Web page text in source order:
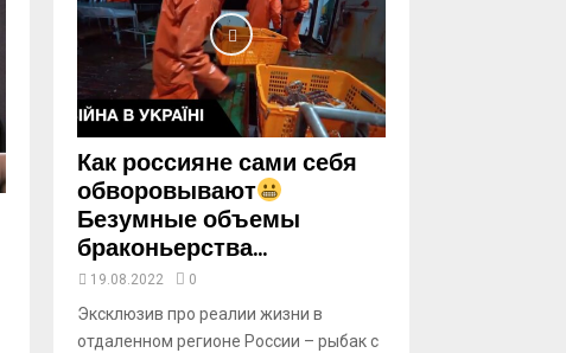
u
b
eКак россияне сами себя
обворовывают
Безумные объемы
браконьерства...
19.08.2022 0
Эксклюзив про реалии жизни в
отдаленном регионе России – рыбак с